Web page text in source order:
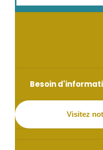
Besoin
Visitez